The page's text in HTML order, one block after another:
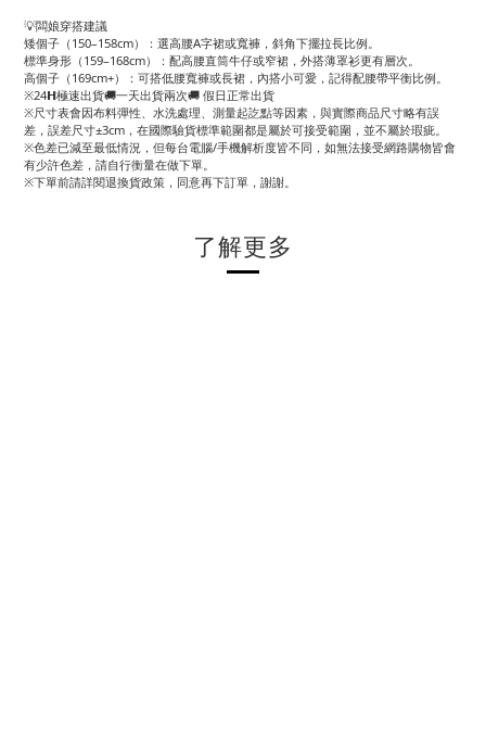
💡闆娘穿搭建議
矮個子（150–158cm）：選高腰A字裙或寬褲，斜角下擺拉長比例。
標準身形（159–168cm）：配高腰直筒牛仔或窄裙，外搭薄罩衫更有層次。
高個子（169cm+）：可搭低腰寬褲或長裙，內搭小可愛，記得配腰帶平衡比例。
※24𝗛極速出貨🚚一天出貨兩次🚚 假日正常出貨
※尺寸表會因布料彈性、水洗處理、測量起訖點等因素，與實際商品尺寸略有誤
差，誤差尺寸±3cm，在國際驗貨標準範圍都是屬於可接受範圍，並不屬於瑕疵。
※色差已減至最低情況，但每台電腦/手機解析度皆不同，如無法接受網路購物皆會
有少許色差，請自行衡量在做下單。
※下單前請詳閱退換貨政策，同意再下訂單，謝謝。
了解更多